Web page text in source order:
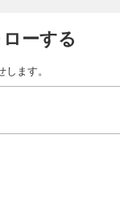
ーする
ます。